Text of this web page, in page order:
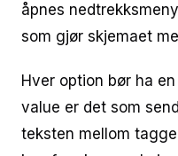
åpnes
som gjør skjemaet
Hver option bør ha en
value er det som
teksten mellom